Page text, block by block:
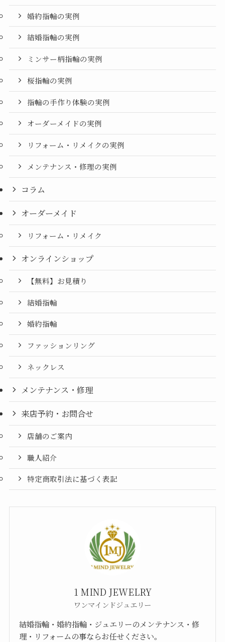
婚約指輪の実例
結婚指輪の実例
ミンサー柄指輪の実例
桜指輪の実例
指輪の手作り体験の実例
オーダーメイドの実例
リフォーム・リメイクの実例
メンテナンス・修理の実例
コラム
オーダーメイド
リフォーム・リメイク
オンラインショップ
【無料】お見積り
結婚指輪
婚約指輪
ファッションリング
ネックレス
メンテナンス・修理
来店予約・お問合せ
店舗のご案内
職人紹介
特定商取引法に基づく表記
1 MIND JEWELRY
ワンマインドジュエリー
結婚指輪・婚約指輪・ジュエリーのメンテナンス・修
理・リフォームの事ならお任せください。